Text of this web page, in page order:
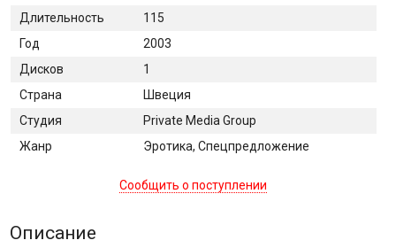
Длительность
115
Год
2003
Дисков
1
Страна
Швеция
Студия
Private Media Group
Жанр
Эротика, Спецпредложение
Сообщить о поступлении
Описание